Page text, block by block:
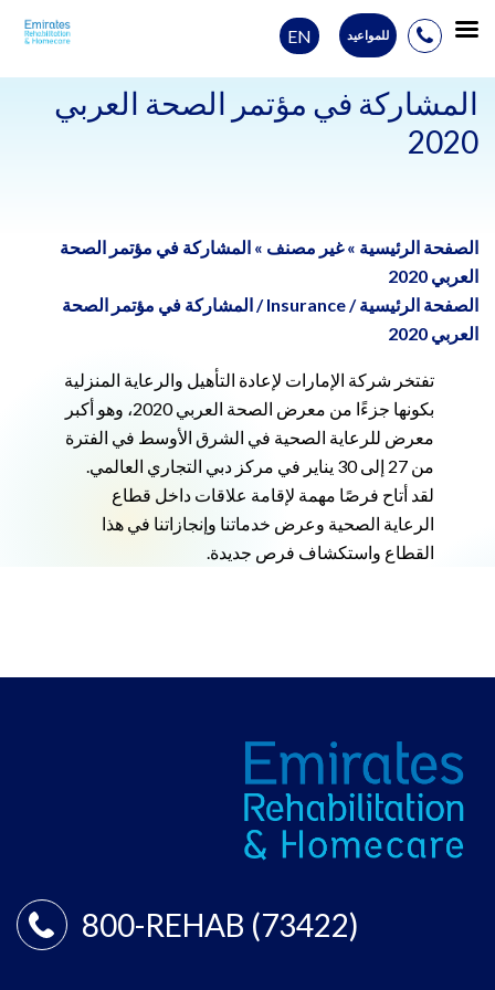
Skip
content
للمواعيد EN
المشاركة في مؤتمر الصحة العربي
2020
الصفحة الرئيسية » غير مصنف » المشاركة في مؤتمر الصحة
العربي 2020
الصفحة الرئيسية /
Insurance
/المشاركة في مؤتمر الصحة
العربي 2020
تفتخر شركة الإمارات لإعادة التأهيل والرعاية المنزلية
بكونها جزءًا من معرض الصحة العربي 2020، وهو أكبر
معرض للرعاية الصحية في الشرق الأوسط في الفترة
من 27 إلى 30 يناير في مركز دبي التجاري العالمي.
لقد أتاح فرصًا مهمة لإقامة علاقات داخل قطاع
الرعاية الصحية وعرض خدماتنا وإنجازاتنا في هذا
القطاع واستكشاف فرص جديدة.
800-REHAB (73422)